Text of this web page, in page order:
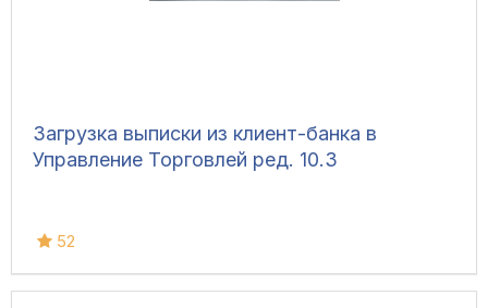
Загрузка выписки из клиент-банка в
Управление Торговлей ред. 10.3
52